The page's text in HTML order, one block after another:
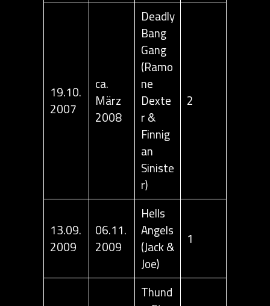
19.10.
2007
ca.
März
2008
Deadly
Bang
Gang
(Ramo
ne
Dexte
r &
Finnig
an
Siniste
r)
2
13.09.
2009
06.11.
2009
Hells
Angels
(Jack &
Joe)
1
Thund